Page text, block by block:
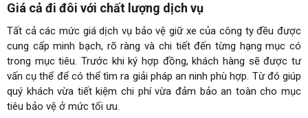
Giá cả đi đôi với chất lượng dịch vụ
Tất cả các mức giá dịch vụ bảo vệ giữ xe của công ty đều được
cung cấp minh bạch, rõ ràng và chi tiết đến từng hạng mục có
trong mục tiêu. Trước khi ký hợp đồng, khách hàng sẽ được tư
vấn cụ thể để có thể tìm ra giải pháp an ninh phù hợp. Từ đó giúp
quý khách vừa tiết kiệm chi phí vừa đảm bảo an toàn cho mục
tiêu bảo vệ ở mức tối ưu.